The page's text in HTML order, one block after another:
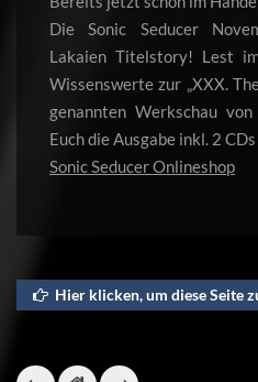
Die Sonic Seducer
Lakaien Titelstory! Lest
Wissenswerte zur „XXX.
genannten Werkschau
Euch die Ausgabe inkl. 2
Sonic Seducer Onlineshop
Hier klicken, um diese Seite